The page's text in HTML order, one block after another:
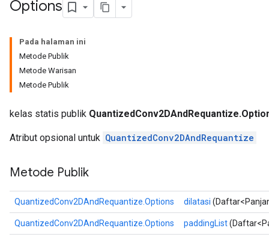
Options
Pada halaman ini
Metode Publik
Metode Warisan
Metode Publik
kelas statis publik
Atribut opsional untuk QuantizedConv2DAndRequantize
Metode Publik
QuantizedConv2DAndRequantize.Options dilatasi
QuantizedConv2DAndRequantize.Options paddingList